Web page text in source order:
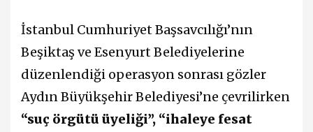
İstanbul Cumhuriyet Başsavcılığı’nın
Beşiktaş ve Esenyurt Belediyelerine
düzenlendiği operasyon sonrası gözler
Aydın Büyükşehir Belediyesi’ne çevrilirken
“suç örgütü üyeliği”, “ihaleye fesat